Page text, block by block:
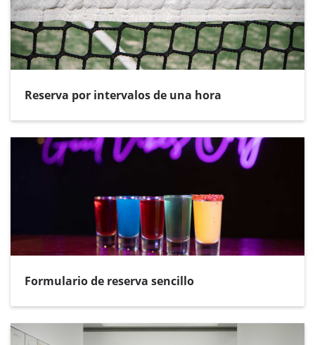
Reserva por intervalos de una hora
Formulario de reserva sencillo